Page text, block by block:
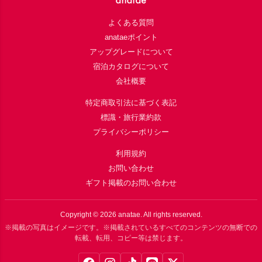
よくある質問
anataeポイント
アップグレードについて
宿泊カタログについて
会社概要
特定商取引法に基づく表記
標識・旅行業約款
プライバシーポリシー
利用規約
お問い合わせ
ギフト掲載のお問い合わせ
Copyright © 2026 anatae. All rights reserved.
※掲載の写真はイメージです。※掲載されているすべてのコンテンツの無断での
転載、転用、コピー等は禁じます。